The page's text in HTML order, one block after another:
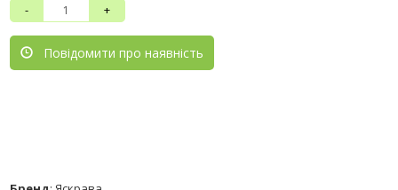
- +
Повідомити про наявність